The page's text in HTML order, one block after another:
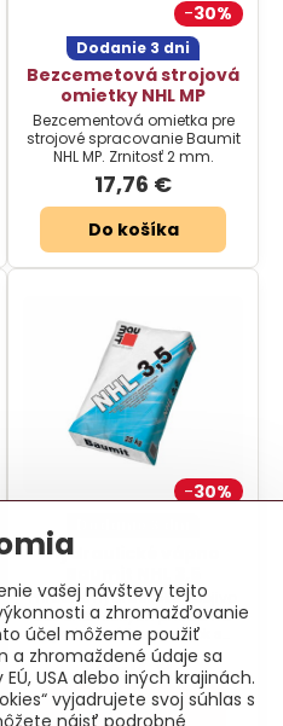
30%
Dodanie 3 dni
Bezcemetová strojová
omietky NHL MP
Bezcementová omietka pre
strojové spracovanie Baumit
NHL MP. Zrnitosť 2 mm.
17,76 €
Do košíka
30%
Hydraulické vápno
Prírodné hydraulické spojivo
bez chemických prísad na
výrobu mált a omietok s
dobou pevnosťou.
22,17 €
Do košíka
vašej návštevy tejto
a zhromažďovanie
účel môžeme použiť
a zhromaždené údaje sa
USA alebo iných krajinách.
vyjadrujete svoj súhlas s
nájsť podrobné